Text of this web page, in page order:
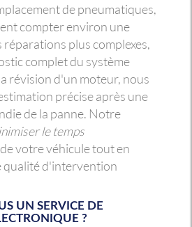
de pneumatiques,
compter environ une
réparations plus complexes,
complet du système
révision d'un moteur, nous
précise après une
de la panne. Notre
le temps
votre véhicule tout en
qualité d'intervention
UN SERVICE DE
?